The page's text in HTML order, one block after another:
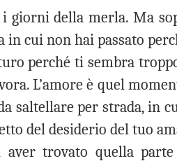
giorni della merla. Ma
in cui non hai passato
perché ti sembra
L’amore è quel
saltellare per strada, in
del desiderio del tuo
aver trovato quella